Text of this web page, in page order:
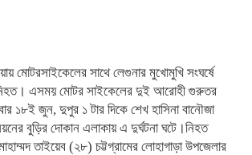
মোটরসাইকেলের সাথে লেগুনার মুখোমুখি সংঘর্ষে
এসময় মোটর সাইকেলের দুই আরোহী গুরুতর
১৮ই জুন, দুপুর ১ টার দিকে শেখ হাসিনা বানৌজা
বুড়ির দোকান এলাকায় এ দুর্ঘটনা ঘটে।নিহত
তাইয়েব (২৮) চট্টগ্রামের লোহাগাড়া উপজেলার